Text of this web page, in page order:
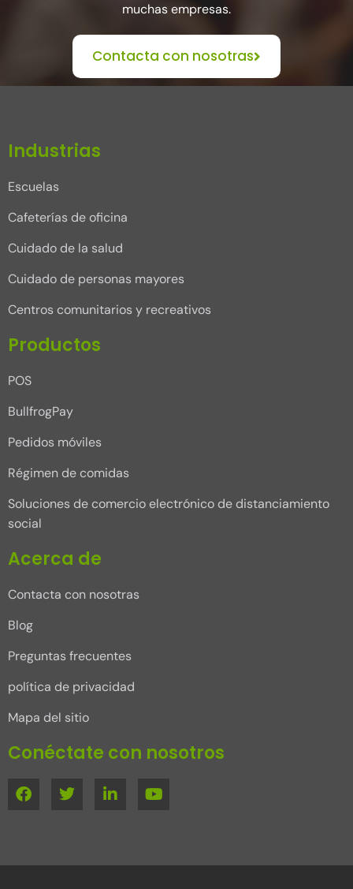
muchas empresas.
Contacta con nosotras
Industrias
Escuelas
Cafeterías de oficina
Cuidado de la salud
Cuidado de personas mayores
Centros comunitarios y recreativos
Productos
POS
BullfrogPay
Pedidos móviles
Régimen de comidas
Soluciones de comercio electrónico de distanciamiento
social
Acerca de
Contacta con nosotras
Blog
Preguntas frecuentes
política de privacidad
Mapa del sitio
Conéctate con nosotros